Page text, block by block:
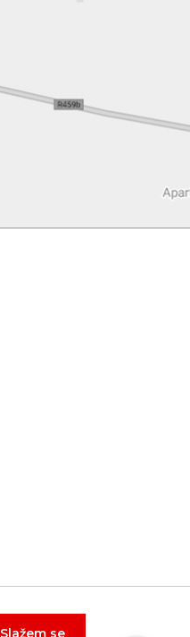
Slažem se